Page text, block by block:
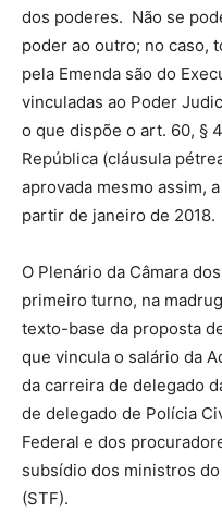
dos poderes. Não se
poder ao outro; no caso,
pela Emenda são do
vinculadas ao Poder
o que dispõe o art. 60, §
República (cláusula
aprovada mesmo assim,
partir de janeiro de 2018.
O Plenário da Câmara
primeiro turno, na
texto-base da proposta
que vincula o salário da
da carreira de delegado
de delegado de Polícia
Federal e dos
subsídio dos ministros
(STF).